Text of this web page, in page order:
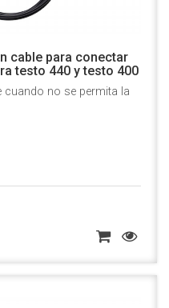
cable para conectar
testo 440 y testo 400
cuando no se permita la